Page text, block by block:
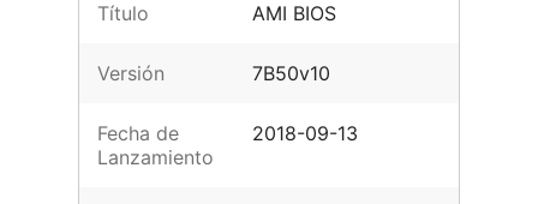
Título AMI BIOS
Versión 7B50v10
Fecha de
Lanzamiento
2018-09-13